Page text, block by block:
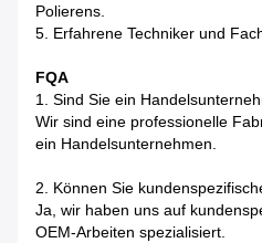
Polierens.
5. Erfahrene Techniker und
FQA
1. Sind Sie ein
Wir sind eine professionelle
ein Handelsunternehmen.
2. Können Sie
Ja, wir haben uns auf
OEM-Arbeiten spezialisiert.